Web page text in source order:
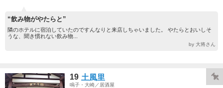
“飲み物がやたらと”
隣のホテルに宿泊していたのですんなりと来店しちゃいました。 やたらとおいしそ
うな、聞き慣れない飲み物...
by 大将さん
19 土風里
鳴子・大崎／居酒屋